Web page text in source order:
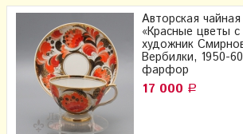
Авторская
«Красные цветы
художник
Вербилки, 1950-
фарфор
17 000 Р